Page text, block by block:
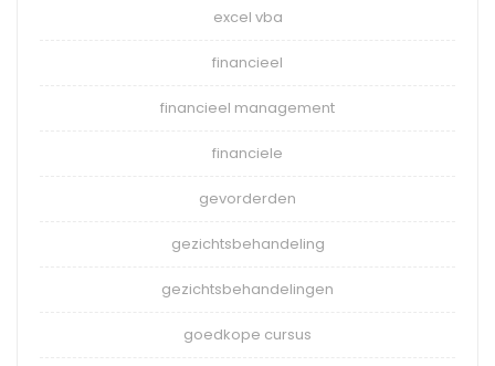
excel vba
financieel
financieel management
financiele
gevorderden
gezichtsbehandeling
gezichtsbehandelingen
goedkope cursus